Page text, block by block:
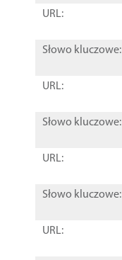
URL:
Słowo kluczowe:
URL:
Słowo kluczowe:
URL:
Słowo kluczowe:
URL: